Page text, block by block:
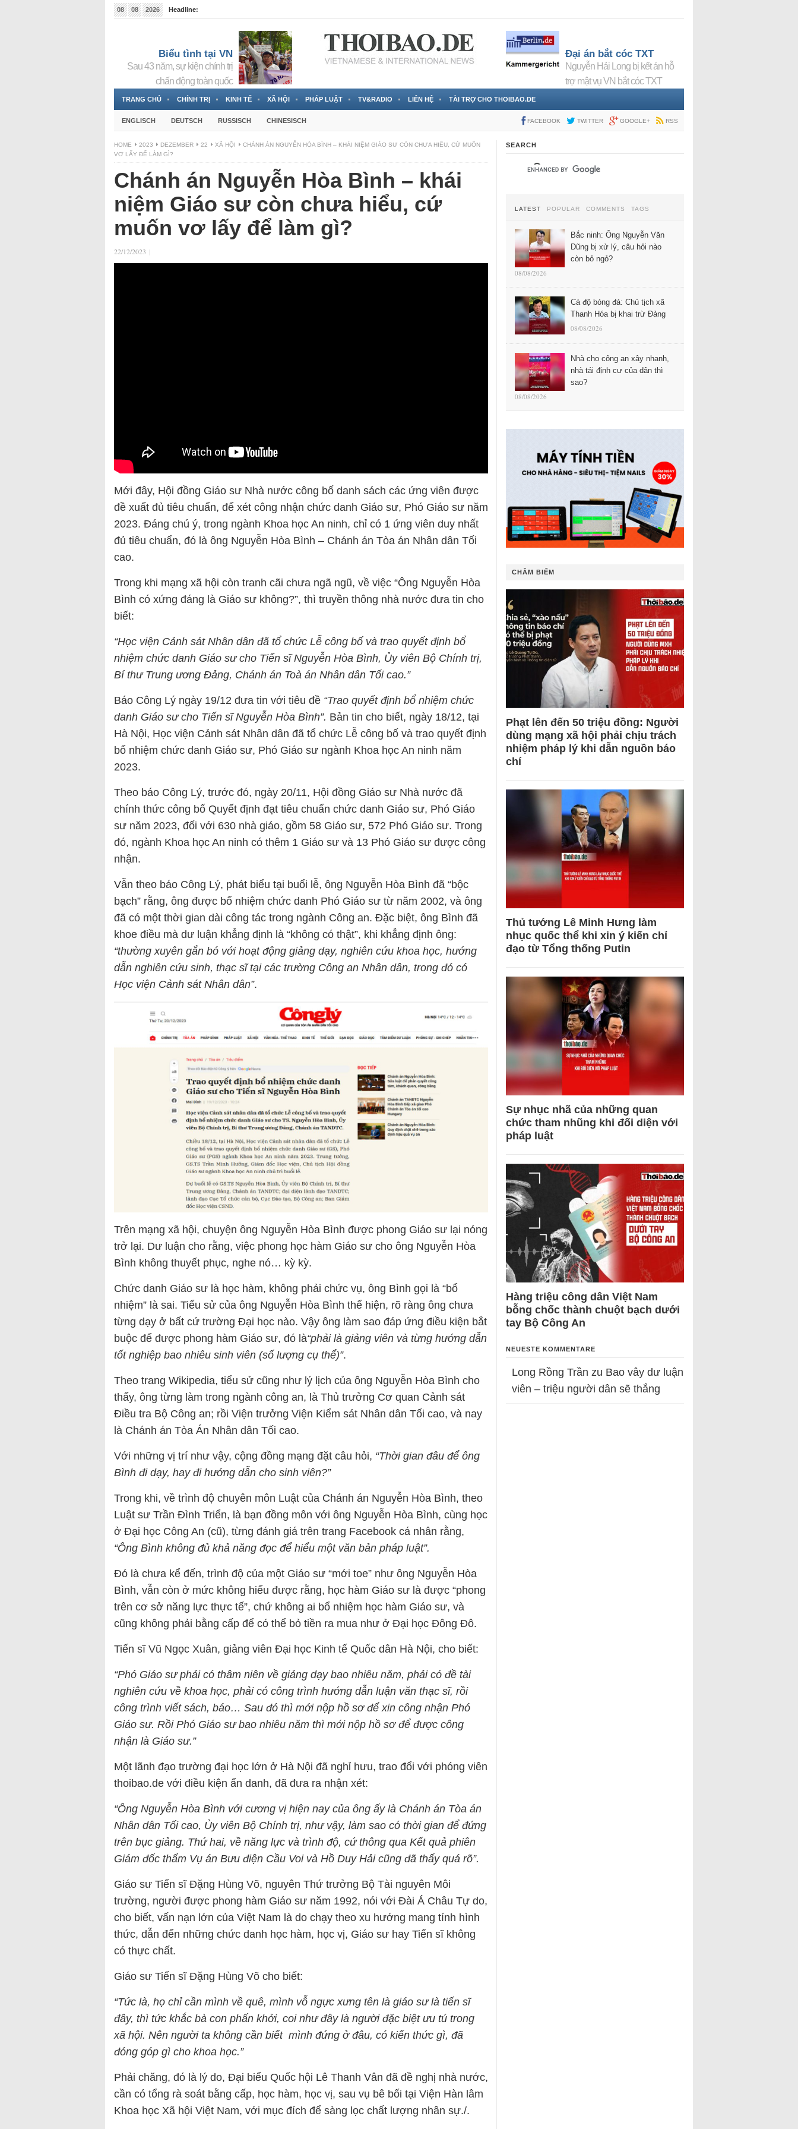
08 08 2026
Headline:
Biểu tình tại VN
Sau 43 năm, sự kiện chính trị
chấn động toàn quốc
Đại án bắt cóc TXT
Nguyễn Hải Long bị kết án hỗ
trợ mật vụ VN bắt cóc TXT
TRANG CHỦ CHÍNH TRỊ KINH TẾ XÃ HỘI PHÁP LUẬT TV&RADIO LIÊN HỆ TÀI TRỢ CHO THOIBAO.DE
ENGLISCH DEUTSCH RUSSISCH CHINESISCH FACEBOOK TWITTER GOOGLE+ RSS
HOME 2023 DEZEMBER 22 XÃ HỘI
CHÁNH ÁN NGUYỄN HÒA BÌNH – KHÁI NIỆM GIÁO SƯ CÒN CHƯA HIỂU, CỨ MUỐN
VƠ LẤY ĐỂ LÀM GÌ?
Chánh án Nguyễn Hòa Bình – khái
niệm Giáo sư còn chưa hiểu, cứ
muốn vơ lấy để làm gì?
22/12/2023 |
Mới đây, Hội đồng Giáo sư Nhà nước công bố danh sách các ứng viên được
đề xuất đủ tiêu chuẩn, để xét công nhận chức danh Giáo sư, Phó Giáo sư năm
2023. Đáng chú ý, trong ngành Khoa học An ninh, chỉ có 1 ứng viên duy nhất
đủ tiêu chuẩn, đó là ông Nguyễn Hòa Bình – Chánh án Tòa án Nhân dân Tối
cao.
Trong khi mạng xã hội còn tranh cãi chưa ngã ngũ, về việc “Ông Nguyễn Hòa
Bình có xứng đáng là Giáo sư không?”, thì truyền thông nhà nước đưa tin cho
biết:
“Học viện Cảnh sát Nhân dân đã tổ chức Lễ công bố và trao quyết định bổ
nhiệm chức danh Giáo sư cho Tiến sĩ Nguyễn Hòa Bình, Ủy viên Bộ Chính trị,
Bí thư Trung ương Đảng, Chánh án Toà án Nhân dân Tối cao.”
Báo Công Lý ngày 19/12 đưa tin với tiêu đề “Trao quyết định bổ nhiệm chức
danh Giáo sư cho Tiến sĩ Nguyễn Hòa Bình”. Bản tin cho biết, ngày 18/12, tại
Hà Nội, Học viện Cảnh sát Nhân dân đã tổ chức Lễ công bố và trao quyết định
bổ nhiệm chức danh Giáo sư, Phó Giáo sư ngành Khoa học An ninh năm
2023.
Theo báo Công Lý, trước đó, ngày 20/11, Hội đồng Giáo sư Nhà nước đã
chính thức công bố Quyết định đạt tiêu chuẩn chức danh Giáo sư, Phó Giáo
sư năm 2023, đối với 630 nhà giáo, gồm 58 Giáo sư, 572 Phó Giáo sư. Trong
đó, ngành Khoa học An ninh có thêm 1 Giáo sư và 13 Phó Giáo sư được công
nhận.
Vẫn theo báo Công Lý, phát biểu tại buổi lễ, ông Nguyễn Hòa Bình đã “bộc
bạch” rằng, ông được bổ nhiệm chức danh Phó Giáo sư từ năm 2002, và ông
đã có một thời gian dài công tác trong ngành Công an. Đặc biệt, ông Bình đã
khoe điều mà dư luận khẳng định là “không có thật”, khi khẳng định ông:
“thường xuyên gắn bó với hoạt động giảng dạy, nghiên cứu khoa học, hướng
dẫn nghiên cứu sinh, thạc sĩ tại các trường Công an Nhân dân, trong đó có
Học viện Cảnh sát Nhân dân”.
Trên mạng xã hội, chuyện ông Nguyễn Hòa Bình được phong Giáo sư lại nóng
trở lại. Dư luận cho rằng, việc phong học hàm Giáo sư cho ông Nguyễn Hòa
Bình không thuyết phục, nghe nó… kỳ kỳ.
Chức danh Giáo sư là học hàm, không phải chức vụ, ông Bình gọi là “bổ
nhiệm” là sai. Tiểu sử của ông Nguyễn Hòa Bình thể hiện, rõ ràng ông chưa
từng dạy ở bất cứ trường Đại học nào. Vậy ông làm sao đáp ứng điều kiện bắt
buộc để được phong hàm Giáo sư, đó là“phải là giảng viên và từng hướng dẫn
tốt nghiệp bao nhiêu sinh viên (số lượng cụ thể)”.
Theo trang Wikipedia, tiểu sử cũng như lý lịch của ông Nguyễn Hòa Bình cho
thấy, ông từng làm trong ngành công an, là Thủ trưởng Cơ quan Cảnh sát
Điều tra Bộ Công an; rồi Viện trưởng Viện Kiểm sát Nhân dân Tối cao, và nay
là Chánh án Tòa Án Nhân dân Tối cao.
Với những vị trí như vậy, cộng đồng mạng đặt câu hỏi, “Thời gian đâu để ông
Bình đi dạy, hay đi hướng dẫn cho sinh viên?”
Trong khi, về trình độ chuyên môn Luật của Chánh án Nguyễn Hòa Bình, theo
Luật sư Trần Đình Triển, là bạn đồng môn với ông Nguyễn Hòa Bình, cùng học
ở Đại học Công An (cũ), từng đánh giá trên trang Facebook cá nhân rằng,
“Ông Bình không đủ khả năng đọc để hiểu một văn bản pháp luật”.
Đó là chưa kể đến, trình độ của một Giáo sư “mới toe” như ông Nguyễn Hòa
Bình, vẫn còn ở mức không hiểu được rằng, học hàm Giáo sư là được “phong
trên cơ sở năng lực thực tế”, chứ không ai bổ nhiệm học hàm Giáo sư, và
cũng không phải bằng cấp để có thể bỏ tiền ra mua như ở Đại học Đông Đô.
Tiến sĩ Vũ Ngọc Xuân, giảng viên Đại học Kinh tế Quốc dân Hà Nội, cho biết:
“Phó Giáo sư phải có thâm niên về giảng dạy bao nhiêu năm, phải có đề tài
nghiên cứu về khoa học, phải có công trình hướng dẫn luận văn thạc sĩ, rồi
công trình viết sách, báo… Sau đó thì mới nộp hồ sơ để xin công nhận Phó
Giáo sư. Rồi Phó Giáo sư bao nhiêu năm thì mới nộp hồ sơ để được công
nhận là Giáo sư.”
Một lãnh đạo trường đại học lớn ở Hà Nội đã nghỉ hưu, trao đổi với phóng viên
thoibao.de với điều kiện ẩn danh, đã đưa ra nhận xét:
“Ông Nguyễn Hòa Bình với cương vị hiện nay của ông ấy là Chánh án Tòa án
Nhân dân Tối cao, Ủy viên Bộ Chính trị, như vậy, làm sao có thời gian để đứng
trên bục giảng. Thứ hai, về năng lực và trình độ, cứ thông qua Kết quả phiên
Giám đốc thẩm Vụ án Bưu điện Cầu Voi và Hồ Duy Hải cũng đã thấy quá rõ”.
Giáo sư Tiến sĩ Đặng Hùng Võ, nguyên Thứ trưởng Bộ Tài nguyên Môi
trường, người được phong hàm Giáo sư năm 1992, nói với Đài Á Châu Tự do,
cho biết, vấn nạn lớn của Việt Nam là do chạy theo xu hướng mang tính hình
thức, dẫn đến những chức danh học hàm, học vị, Giáo sư hay Tiến sĩ không
có thực chất.
Giáo sư Tiến sĩ Đặng Hùng Võ cho biết:
“Tức là, họ chỉ cần mình về quê, mình vỗ ngực xưng tên là giáo sư là tiến sĩ
đây, thì tức khắc bà con phấn khởi, coi như đây là người đặc biệt ưu tú trong
xã hội. Nên người ta không cần biết mình đứng ở đâu, có kiến thức gì, đã
đóng góp gì cho khoa học.”
Phải chăng, đó là lý do, Đại biểu Quốc hội Lê Thanh Vân đã đề nghị nhà nước,
cần có tổng rà soát bằng cấp, học hàm, học vị, sau vụ bê bối tại Viện Hàn lâm
Khoa học Xã hội Việt Nam, với mục đích để sàng lọc chất lượng nhân sự./.
SEARCH
LATEST POPULAR COMMENTS TAGS
Bắc ninh: Ông Nguyễn Văn
Dũng bị xử lý, câu hỏi nào
còn bỏ ngỏ?
08/08/2026
Cá độ bóng đá: Chủ tịch xã
Thanh Hóa bị khai trừ Đảng
08/08/2026
Nhà cho công an xây nhanh,
nhà tái định cư của dân thì
sao?
08/08/2026
CHÂM BIẾM
Phạt lên đến 50 triệu đồng: Người
dùng mạng xã hội phải chịu trách
nhiệm pháp lý khi dẫn nguồn báo
chí
Thủ tướng Lê Minh Hưng làm
nhục quốc thể khi xin ý kiến chỉ
đạo từ Tổng thống Putin
Sự nhục nhã của những quan
chức tham nhũng khi đối diện với
pháp luật
Hàng triệu công dân Việt Nam
bỗng chốc thành chuột bạch dưới
tay Bộ Công An
NEUESTE KOMMENTARE
Long Rồng Trần zu Bao vây dư luận
viên – triệu người dân sẽ thắng